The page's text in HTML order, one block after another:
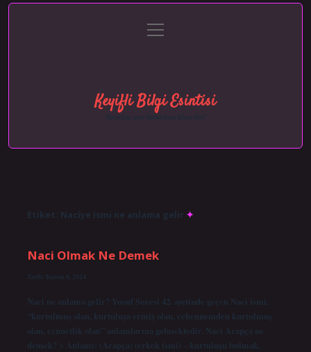
Gizlilik Politikası
menüyü
aç
Keyifli Bilgi Esintisi
Hayatına neşe katan kısa hikayeler!
Etiket: Naciye ismi ne anlama gelir
Naci Olmak Ne Demek
Tarih: Kasım 8, 2024
Naci ne anlama gelir? Yusuf Suresi 42. ayetinde geçen Naci ismi,
“kurtulmuş olan, kurtuluşa ermiş olan, cehennemden kurtulmuş
olan, cennetlik olan” anlamlarına gelmektedir. Naci Arapça ne
demek? > Anlamı: (Arapça) (erkek ismi) – kurtuluşu bulmak,